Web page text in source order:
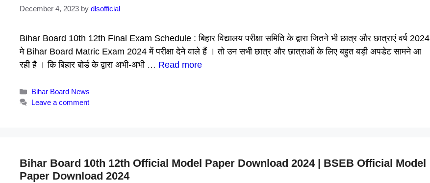
December 4, 2023 by dlsofficial
Bihar Board 10th 12th Final Exam Schedule : बिहार विद्यालय परीक्षा समिति के द्वारा जितने भी छात्र और छात्राएं वर्ष 2024
मे Bihar Board Matric Exam 2024 में परीक्षा देने वाले हैं । तो उन सभी छात्र और छात्राओं के लिए बहुत बड़ी अपडेट सामने आ
रही है । कि बिहार बोर्ड के द्वारा अभी-अभी … Read more
Categories
Bihar Board News
Leave a comment
Bihar Board 10th 12th Official Model Paper Download 2024 | BSEB Official Model
Paper Download 2024